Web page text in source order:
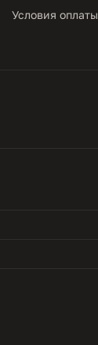
Условия оплаты